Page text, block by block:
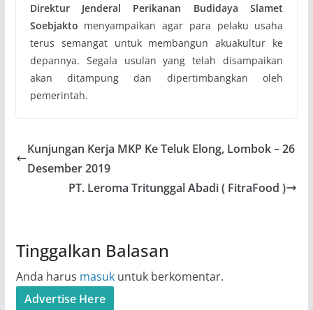
Direktur Jenderal Perikanan Budidaya Slamet
Soebjakto menyampaikan agar para pelaku usaha
terus semangat untuk membangun akuakultur ke
depannya. Segala usulan yang telah disampaikan
akan ditampung dan dipertimbangkan oleh
pemerintah.
Kunjungan Kerja MKP Ke Teluk Elong, Lombok – 26
Desember 2019
PT. Leroma Tritunggal Abadi ( FitraFood )
Tinggalkan Balasan
Anda harus masukuntuk berkomentar.
Advertise Here